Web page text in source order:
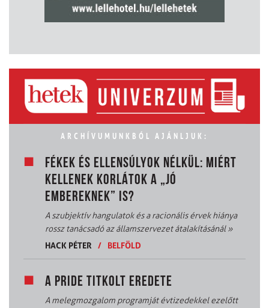
ARCHÍVUMUNKBÓL AJÁNLJUK:
FÉKEK ÉS ELLENSÚLYOK NÉLKÜL: MIÉRT
KELLENEK KORLÁTOK A „JÓ
EMBEREKNEK” IS?
A szubjektív hangulatok és a racionális érvek hiánya
rossz tanácsadó az államszervezet átalakításánál»
HACK PÉTER
/ BELFÖLD
A PRIDE TITKOLT EREDETE
A melegmozgalom programját évtizedekkel ezelőtt